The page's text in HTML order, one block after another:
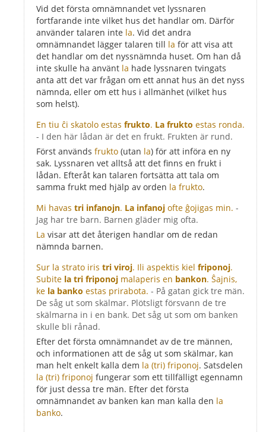
Vid det första omnämnandet vet lyssnaren
fortfarande inte vilket hus det handlar om. Därför
använder talaren inte la. Vid det andra
omnämnandet lägger talaren till la för att visa att
det handlar om det nyssnämnda huset. Om han då
inte skulle ha använt la hade lyssnaren tvingats
anta att det var frågan om ett annat hus än det nyss
nämnda, eller om ett hus i allmänhet (vilket hus
som helst).
En tiu ĉi skatolo estas frukto. La frukto estas ronda.
- I den här lådan är det en frukt. Frukten är rund.
Först används frukto (utan la) för att införa en ny
sak. Lyssnaren vet alltså att det finns en frukt i
lådan. Efteråt kan talaren fortsätta att tala om
samma frukt med hjälp av orden la frukto.
Mi havas tri infanojn. La infanoj ofte ĝojigas min. -
Jag har tre barn. Barnen gläder mig ofta.
La visar att det återigen handlar om de redan
nämnda barnen.
Sur la strato iris tri viroj. Ili aspektis kiel friponoj.
Subite la tri friponoj malaperis en bankon. Ŝajnis,
ke la banko estas prirabota. - På gatan gick tre män.
De såg ut som skälmar. Plötsligt försvann de tre
skälmarna in i en bank. Det såg ut som om banken
skulle bli rånad.
Efter det första omnämnandet av de tre männen,
och informationen att de såg ut som skälmar, kan
man helt enkelt kalla dem la (tri) friponoj. Satsdelen
la (tri) friponoj fungerar som ett tillfälligt egennamn
för just dessa tre män. Efter det första
omnämnandet av banken kan man kalla den la
banko.